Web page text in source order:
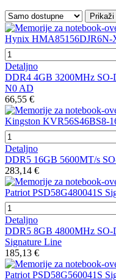
Detaljno
DDR4 4GB 3200MHz
N0 AD
66,55 €
Detaljno
DDR5 16GB 5600MT/s
283,14 €
Detaljno
DDR5 8GB 4800MHz SO-
Signature Line
185,13 €